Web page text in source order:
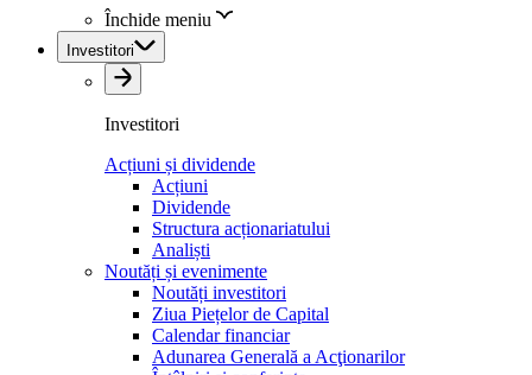
Închide meniu
Investitori
Investitori
Acțiuni și dividende
Acțiuni
Dividende
Structura acționariatului
Analiști
Noutăți și evenimente
Noutăți investitori
Ziua Piețelor de Capital
Calendar financiar
Adunarea Generală a Acţionarilor